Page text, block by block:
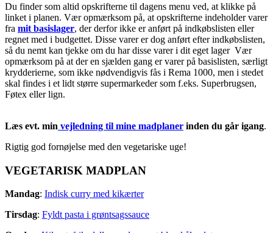
Du finder som altid opskrifterne til dagens menu ved, at klikke på
linket i planen. Vær opmærksom på, at opskrifterne indeholder varer
fra mit basislager, der derfor ikke er anført på indkøbslisten eller
regnet med i budgettet. Disse varer er dog anført efter indkøbslisten,
så du nemt kan tjekke om du har disse varer i dit eget lager Vær
opmærksom på at der en sjælden gang er varer på basislisten, særligt
krydderierne, som ikke nødvendigvis fås i Rema 1000, men i stedet
skal findes i et lidt større supermarkeder som f.eks. Superbrugsen,
Føtex eller lign.
Læs evt. min vejledning til mine madplaner inden du går igang.
Rigtig god fornøjelse med den vegetariske uge!
VEGETARISK MADPLAN
Mandag: Indisk curry med kikærter
Tirsdag: Fyldt pasta i grøntsagssauce